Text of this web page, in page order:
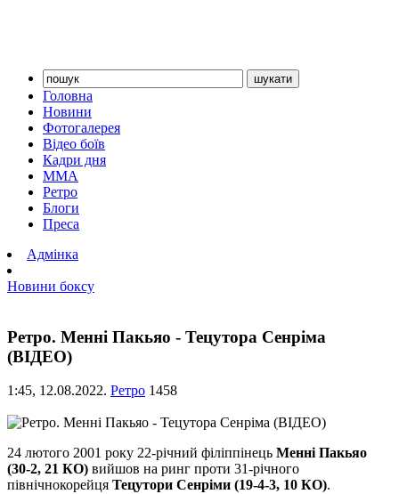
Головна
Новини
Фотогалерея
Відео боїв
Кадри дня
ММА
Ретро
Блоги
Преса
Адмінка
Новини боксу
Ретро. Менні Пакьяо - Тецутора Сенріма
(ВІДЕО)
1:45, 12.08.2022. Ретро 1458
24 лютого 2001 року 22-річний філіппінець Менні Пакьяо
(30-2, 21 КО) вийшов на ринг проти 31-річного
північнокорейця Тецутори Сенріми (19-4-3, 10 КО).